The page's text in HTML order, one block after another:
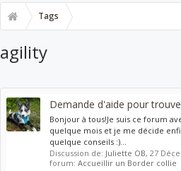
Tags
agility
Demande d'aide pour
Bonjour à tous!Je suis ce forum
quelque mois et je me décide
quelque conseils :)...
Discussion de: Juliette OB, 27
forum: Accueillir un Border collie